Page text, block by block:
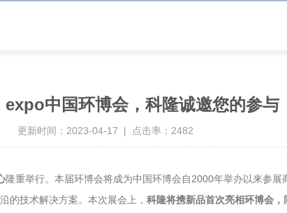
expo中国环博会，科隆诚邀您的参与
更新时间：2023-04-17 | 点击率：2482
隆重举行。本届环博会将成为中国环博会自2000年举办以来参展
的技术解决方案。本次展会上， 科隆将携新品首次亮相环博会